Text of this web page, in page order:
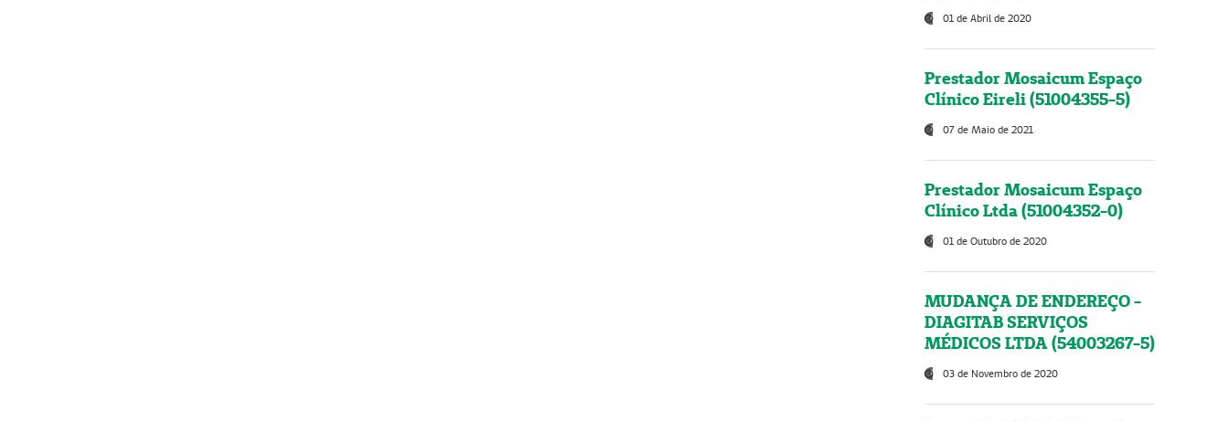
01 de Abril de 2020
Prestador Mosaicum Espaço
Clínico Eireli (51004355-5)
07 de Maio de 2021
Prestador Mosaicum Espaço
Clínico Ltda (51004352-0)
01 de Outubro de 2020
MUDANÇA DE ENDEREÇO -
DIAGITAB SERVIÇOS
MÉDICOS LTDA (54003267-5)
03 de Novembro de 2020